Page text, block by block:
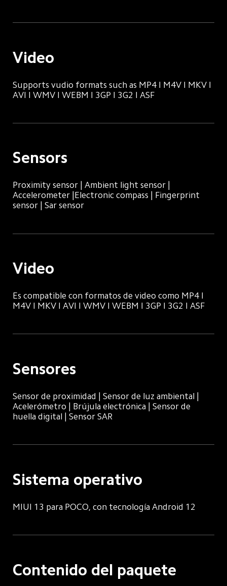
Video
Supports vudio formats such as MP4 I M4V I MKV I
AVI I WMV I WEBM I 3GP I 3G2 I ASF
Sensors
Proximity sensor | Ambient light sensor |
Accelerometer |Electronic compass | Fingerprint
sensor | Sar sensor
Video
Es compatible con formatos de video como MP4 I
M4V I MKV I AVI I WMV I WEBM I 3GP I 3G2 I ASF
Sensores
Sensor de proximidad | Sensor de luz ambiental |
Acelerómetro | Brújula electrónica | Sensor de
huella digital | Sensor SAR
Sistema operativo
MIUI 13 para POCO, con tecnología Android 12
Contenido del paquete